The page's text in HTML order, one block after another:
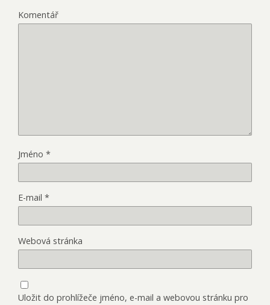
Komentář
Jméno *
E-mail *
Webová stránka
Uložit do prohlížeče jméno, e-mail a webovou stránku pro